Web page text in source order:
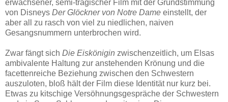
erwachsener, semi-tragischer Film mit der Grundstimmung
von Disneys Der Glöckner von Notre Dame einstellt, der
aber all zu rasch von viel zu niedlichen, naiven
Gesangsnummern unterbrochen wird.
Zwar fängt sich Die Eiskönigin zwischenzeitlich, um Elsas
ambivalente Haltung zur anstehenden Krönung und die
facettenreiche Beziehung zwischen den Schwestern
auszuloten, bloß hält der Film diese Identität nur kurz bei.
Etwas zu kitschige Versöhnungsgespräche der Schwestern